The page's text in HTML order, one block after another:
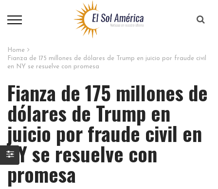
Home
Fianza de 175 millones de dólares de Trump en juicio por fraude civil
en NY se resuelve con promesa
Fianza de 175 millones de
dólares de Trump en
juicio por fraude civil en
NY se resuelve con
promesa